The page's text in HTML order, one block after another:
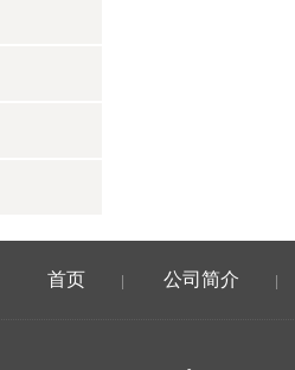
首页 公司简介